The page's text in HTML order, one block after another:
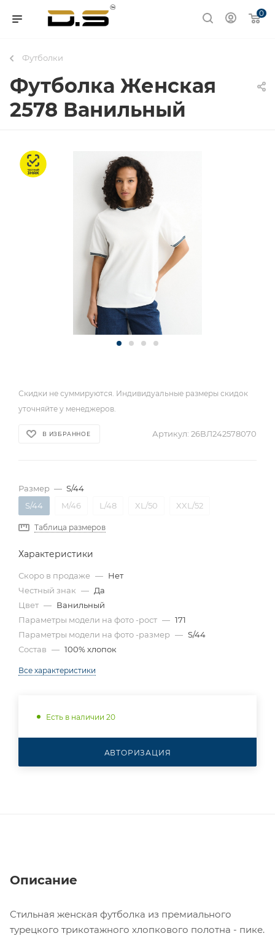
0
Футболки
Футболка Женская
2578 Ванильный
Честный знак
В ИЗБРАННОЕ Артикул: 26ВЛ242578070
Размер — S/44
S/44
M/46 L/48 XL/50 XXL/52
Таблица размеров
Характеристики
Скоро в продаже — Нет
Честный знак — Да
Цвет — Ванильный
Параметры модели на фото -рост — 171
Параметры модели на фото -размер — S/44
Состав — 100% хлопок
Все характеристики
Есть в наличии 20
АВТОРИЗАЦИЯ
Скидки не суммируются. Индивидуальные размеры скидок
уточняйте у менеджеров.
Описание
Стильная женская футболка из премиального
турецкого трикотажного хлопкового полотна - пике.